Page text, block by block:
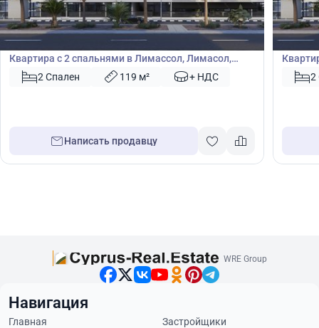
€2 100 000
Квартира
Квартира с 2 спальнями в Лимассол, Лимасол,
Кипр № 49528
2 Спален 119 м² + НДС
Написать продавцу
€2
Кипр2
WRE Group
Навигация
Главная
Застройщики